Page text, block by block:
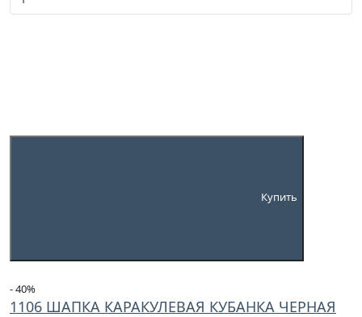
Купить
- 40%
1106 ШАПКА КАРАКУЛЕВАЯ КУБАНКА ЧЕРНАЯ